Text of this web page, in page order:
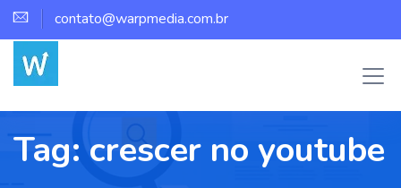
contato@warpmedia.com.br
Tag:crescer no youtube